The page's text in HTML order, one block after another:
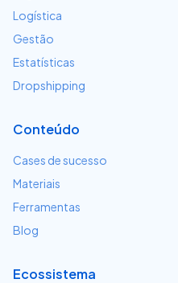
Logística
Gestão
Estatísticas
Dropshipping
Conteúdo
Cases de sucesso
Materiais
Ferramentas
Blog
Ecossistema